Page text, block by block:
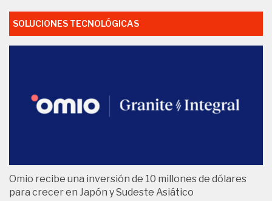
SOLUCIONES TECNOLÓGICAS
Omio recibe una inversión de 10 millones de dólares
para crecer en Japón y Sudeste Asiático